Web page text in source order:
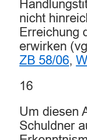
nicht
Erreichung
erwirken
ZB 58/06,
16
Um diesen
Schuldner